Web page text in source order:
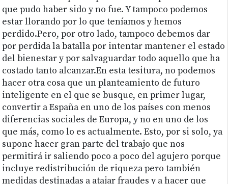
que pudo haber sido y no fue. Y tampoco podemos
estar llorando por lo que teníamos y hemos
perdido.Pero, por otro lado, tampoco debemos dar
por perdida la batalla por intentar mantener el estado
del bienestar y por salvaguardar todo aquello que ha
costado tanto alcanzar.En esta tesitura, no podemos
hacer otra cosa que un planteamiento de futuro
inteligente en el que se busque, en primer lugar,
convertir a España en uno de los países con menos
diferencias sociales de Europa, y no en uno de los
que más, como lo es actualmente. Esto, por si solo, ya
supone hacer gran parte del trabajo que nos
permitirá ir saliendo poco a poco del agujero porque
incluye redistribución de riqueza pero también
medidas destinadas a atajar fraudes y a hacer que